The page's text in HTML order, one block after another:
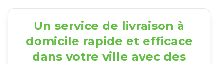
Un service de livraison à
domicile rapide et efficace
dans votre ville avec des